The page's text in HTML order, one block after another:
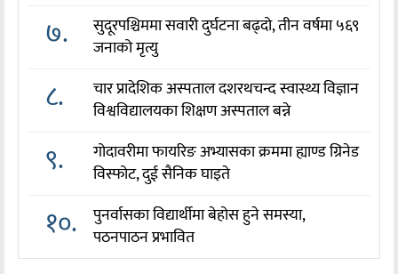
७.
सुदूरपश्चिममा सवारी दुर्घटना बढ्दो, तीन वर्षमा ५६९
जनाको मृत्यु
८.
चार प्रादेशिक अस्पताल दशरथचन्द स्वास्थ्य विज्ञान
विश्वविद्यालयका शिक्षण अस्पताल बन्ने
९.
गोदावरीमा फायरिङ अभ्यासका क्रममा ह्याण्ड ग्रिनेड
विस्फोट, दुई सैनिक घाइते
१०.
पुनर्वासका विद्यार्थीमा बेहोस हुने समस्या,
पठनपाठन प्रभावित